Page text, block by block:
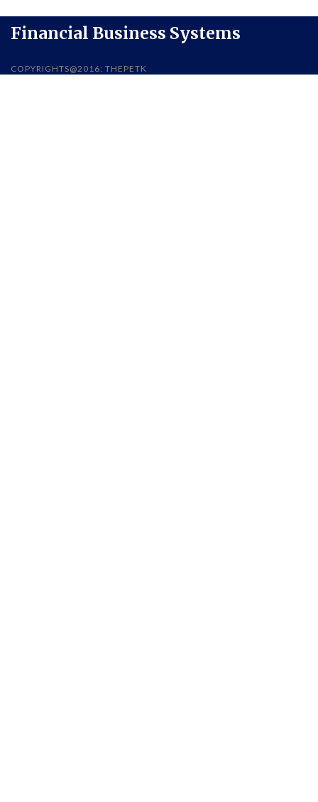
Financial Business Systems
COPYRIGHTS@2016: THEPETK